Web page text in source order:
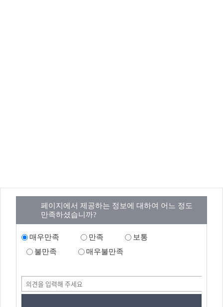
페이지에서 제공하는 정보에 대하여 어느 정도
만족하셨습니까?
매우만족 만족
보통
불만족
매우불만족